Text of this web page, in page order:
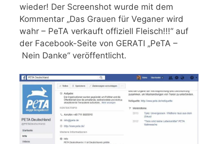
wieder! Der Screenshot wurde mit dem
Kommentar „Das Grauen für Veganer wird
wahr – PeTA verkauft offiziell Fleisch!!!“ auf
der Facebook-Seite von GERATI „PeTA –
Nein Danke“ veröffentlicht.